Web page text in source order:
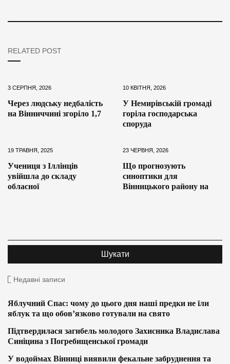
RELATED POST
3 СЕРПНЯ, 2026
Через людську недбалість
на Вінниччині згоріло 1,7
10 КВІТНЯ, 2026
У Немирівській громаді
горіла господарська
споруда
19 ТРАВНЯ, 2025
Учениця з Іллінців
увійшла до складу
обласної
23 ЧЕРВНЯ, 2026
Що прогнозують
синоптики для
Вінницького району на
Недавні записи
Яблучний Спас: чому до цього дня наші предки не їли
яблук та що обов’язково готували на свято
Підтвердилася загибель молодого Захисника Владислава
Синіцина з Погребищенської громади
У водоймах Вінниці виявили фекальне забруднення та